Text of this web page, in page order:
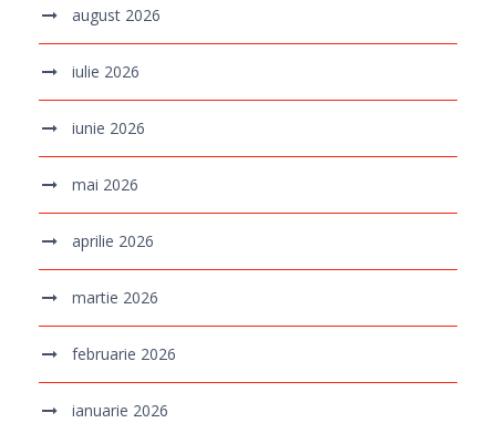
august 2026
iulie 2026
iunie 2026
mai 2026
aprilie 2026
martie 2026
februarie 2026
ianuarie 2026